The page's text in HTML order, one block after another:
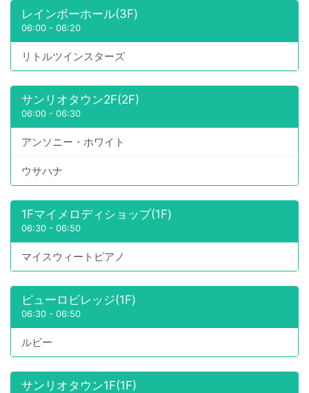
レインボーホール(3F)
06:00 - 06:20
リトルツインスターズ
サンリオタウン2F(2F)
06:00 - 06:30
アンソニー・ホワイト
ウサハナ
1Fマイメロディショップ(1F)
06:30 - 06:50
マイスウィートピアノ
ピューロビレッジ(1F)
06:30 - 06:50
ルビー
サンリオタウン1F(1F)